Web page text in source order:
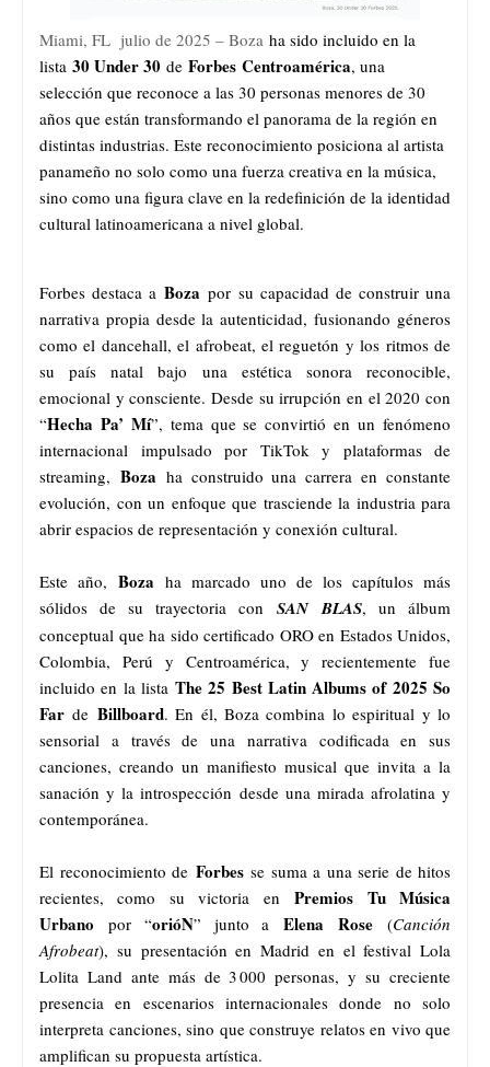
Miami, FL julio de 2025 – Boza ha sido incluido en la
lista 30 Under 30 de Forbes Centroamérica, una
selección que reconoce a las 30 personas menores de 30
años que están transformando el panorama de la región en
distintas industrias. Este reconocimiento posiciona al artista
panameño no solo como una fuerza creativa en la música,
sino como una figura clave en la redefinición de la identidad
cultural latinoamericana a nivel global.
Forbes destaca aBoza por su capacidad de construir una
narrativa propia desde la autenticidad, fusionando géneros
como el dancehall, el afrobeat, el reguetón y los ritmos de
su país natal bajo una estética sonora reconocible,
emocional y consciente. Desde su irrupción en el 2020 con
“Hecha Pa’ Mí”, tema que se convirtió en un fenómeno
internacional impulsado por TikTok y plataformas de
streaming, Boza ha construido una carrera en constante
evolución, con un enfoque que trasciende la industria para
abrir espacios de representación y conexión cultural.
Este año, Boza ha marcado uno de los capítulos más
sólidos de su trayectoria con SAN BLAS, un álbum
conceptual que ha sido certificado ORO en Estados Unidos,
Colombia, Perú y Centroamérica, y recientemente fue
incluido en la listaThe 25 Best Latin Albums of 2025 So
Far de Billboard. En él, Boza combina lo espiritual y lo
sensorial a través de una narrativa codificada en sus
canciones, creando un manifiesto musical que invita a la
sanación y la introspección desde una mirada afrolatina y
contemporánea.
El reconocimiento de Forbesse suma a una serie de hitos
recientes, como su victoria enPremios Tu Música
Urbano por “orióN” junto aElena Rose (Canción
Afrobeat), su presentación en Madrid en el festival Lola
Lolita Land ante más de 3 000 personas, y su creciente
presencia en escenarios internacionales donde no solo
interpreta canciones, sino que construye relatos en vivo que
amplifican su propuesta artística.